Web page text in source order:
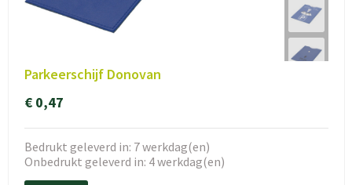
Parkeerschijf Donovan
€ 0,47
Bedrukt geleverd in: 7 werkdag(en)
Onbedrukt geleverd in: 4 werkdag(en)